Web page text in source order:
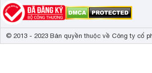
© 2013 - 2023 Bản quyền thuộc về Công ty cổ